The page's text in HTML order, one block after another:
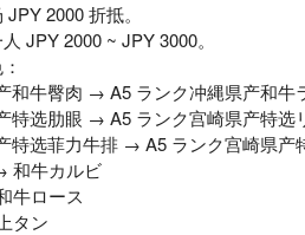
2000 折抵。
JPY 2000 ~ JPY 3000。
和牛臀肉 → A5 ランク冲縄県产和牛
特选肋眼 → A5 ランク宫崎県产特选
特选菲力牛排 → A5 ランク宫崎県产
和牛カルビ
牛ロース
タン